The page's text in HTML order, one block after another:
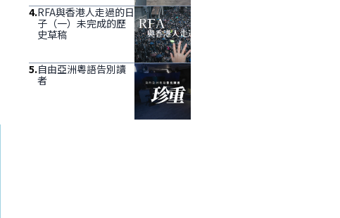
4.RFA與香港人走過的日
子（一）未完成的歷
史草稿
5.自由亞洲粵語告別讀
者